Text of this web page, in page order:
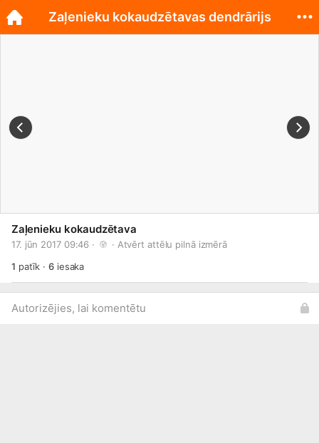
Zaļenieku kokaudzētava
17. jūn 2017 09:46 · · Atvērt attēlu pilnā izmērā
1 patīk ·6iesaka
Autorizējies, lai komentētu
Zaļenieku kokaudzētavas dendrārijs